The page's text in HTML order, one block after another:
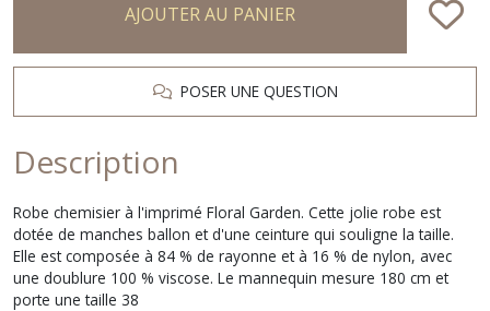
AJOUTER AU PANIER
POSER UNE QUESTION
Description
Robe chemisier à l'imprimé Floral Garden. Cette jolie robe est
dotée de manches ballon et d'une ceinture qui souligne la taille.
Elle est composée à 84 % de rayonne et à 16 % de nylon, avec
une doublure 100 % viscose. Le mannequin mesure 180 cm et
porte une taille 38